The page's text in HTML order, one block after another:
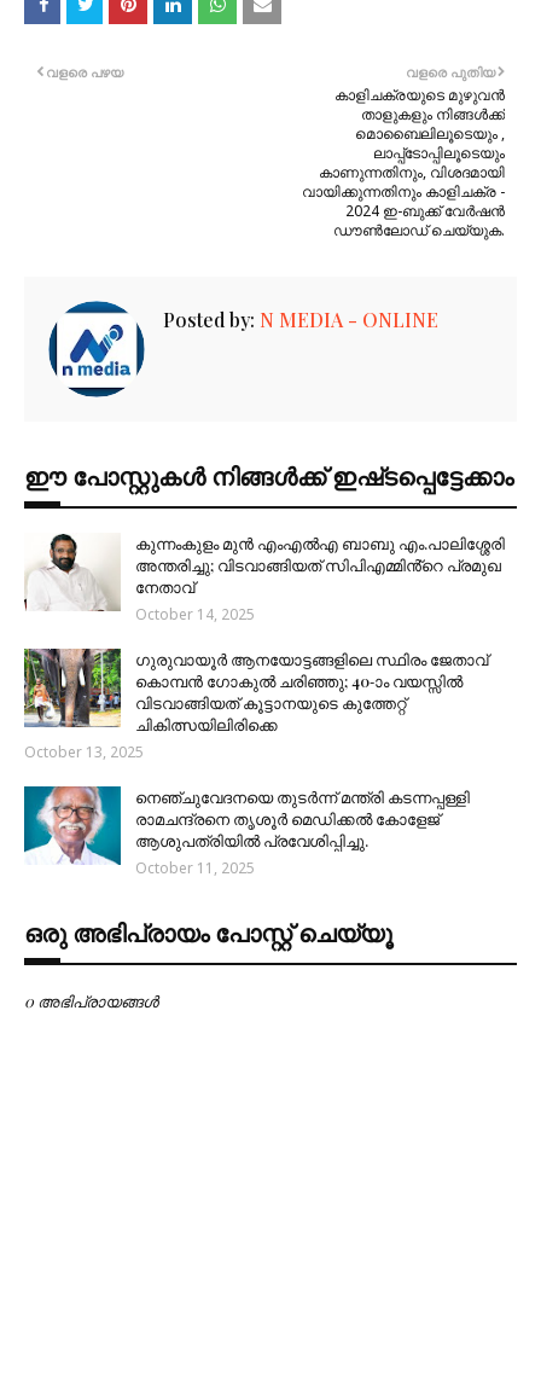
വളരെ പുതിയ
കാളിചക്രയുടെ മുഴുവൻ
താളുകളും നിങ്ങൾക്ക്
മൊബൈലിലൂടെയും ,
ലാപ്പ്ടോപ്പിലൂടെയും
കാണുന്നതിനും, വിശദമായി
വായിക്കുന്നതിനും കാളിചക്ര -
2024 ഇ-ബുക്ക് വേർഷൻ
ഡൗൺലോഡ് ചെയ്യുക.
വളരെ പഴയ
Posted by: N MEDIA - ONLINE
ഈ പോസ്റ്റുകൾ നിങ്ങൾക്ക് ഇഷ്‌‌ടപ്പെട്ടേക്കാം
കുന്നംകുളം മുൻ എംഎൽഎ ബാബു എം.പാലിശ്ശേരി
അന്തരിച്ചു; വിടവാങ്ങിയത് സിപിഎമ്മിൻ്റെ പ്രമുഖ
നേതാവ്
October 14, 2025
ഗുരുവായൂർ ആനയോട്ടങ്ങളിലെ സ്ഥിരം ജേതാവ്
കൊമ്പൻ ഗോകുൽ ചരിഞ്ഞു; 40-ാം വയസ്സിൽ
വിടവാങ്ങിയത് കൂട്ടാനയുടെ കുത്തേറ്റ്
ചികിത്സയിലിരിക്കെ
October 13, 2025
നെഞ്ചുവേദനയെ തുടർന്ന് മന്ത്രി കടന്നപ്പള്ളി
രാമചന്ദ്രനെ തൃശൂർ മെഡിക്കൽ കോളേജ്
ആശുപത്രിയിൽ പ്രവേശിപ്പിച്ചു.
October 11, 2025
ഒരു അഭിപ്രായം പോസ്റ്റ് ചെയ്യൂ
0 അഭിപ്രായങ്ങള്‍